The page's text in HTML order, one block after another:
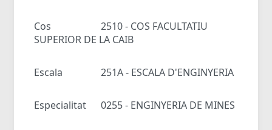
Cos
2510 - COS FACULTATIU
SUPERIOR DE LA CAIB
Escala 251A - ESCALA D'ENGINYERIA
Especialitat 0255 - ENGINYERIA DE MINES